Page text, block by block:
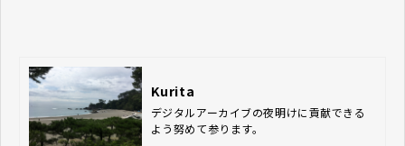
Kurita
デジタルアーカイブの夜明けに貢献できる
よう努めて参ります。